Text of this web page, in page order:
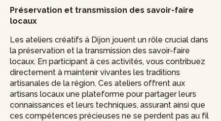
Préservation et transmission des savoir-faire
locaux
Les ateliers créatifs à Dijon jouent un rôle crucial dans
la préservation et la transmission des savoir-faire
locaux. En participant à ces activités, vous contribuez
directement à maintenir vivantes les traditions
artisanales de la région. Ces ateliers offrent aux
artisans locaux une plateforme pour partager leurs
connaissances et leurs techniques, assurant ainsi que
ces compétences précieuses ne se perdent pas au fil